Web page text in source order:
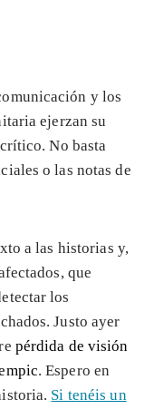
y los
ejerzan su
No basta
o las notas de
a las historias y,
que
los
Justo ayer
pérdida de visión
. Espero en
Si tenéis un